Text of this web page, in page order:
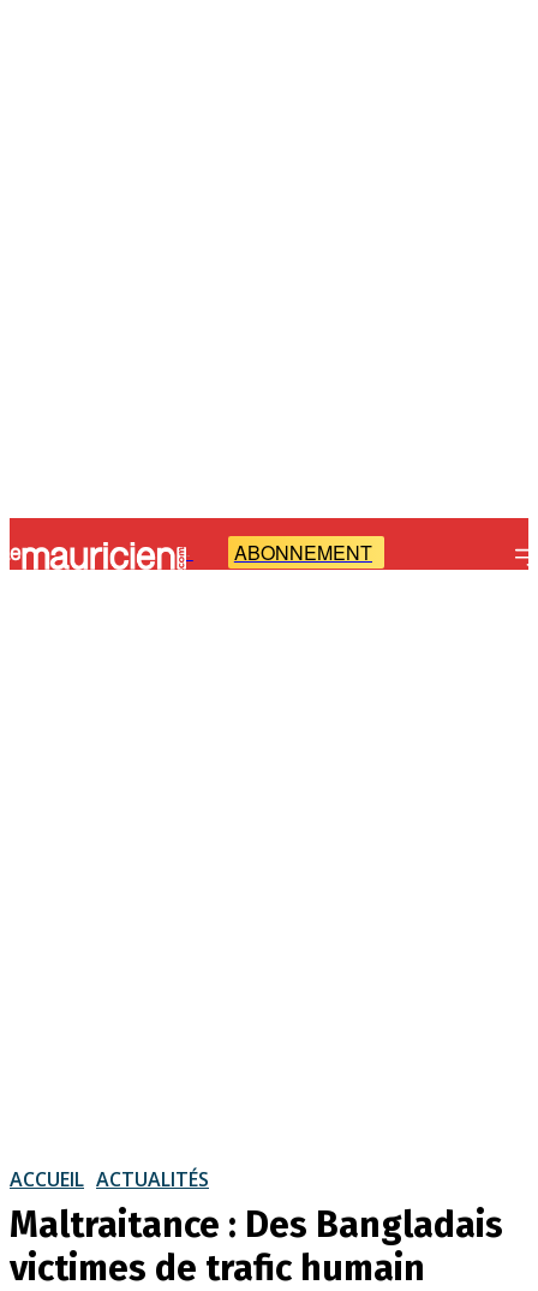
- ABONNEMENT
ACCUEIL ACTUALITÉS
Maltraitance : Des Bangladais
victimes de trafic humain